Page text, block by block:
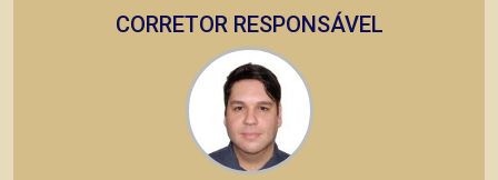
CORRETOR RESPONSÁVEL